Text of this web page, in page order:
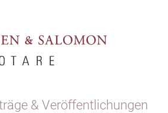
& Veröffentlichungen